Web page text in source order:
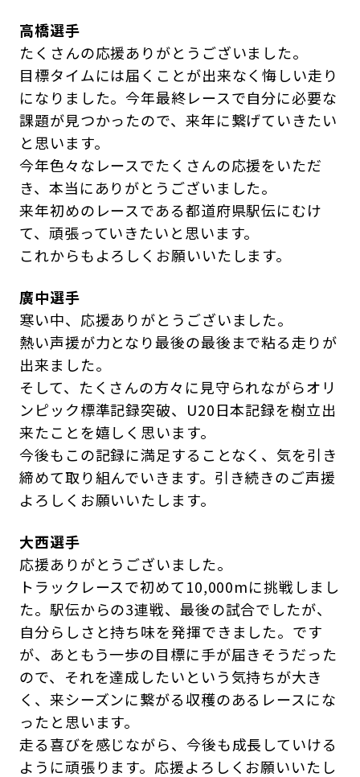
高橋選手
たくさんの応援ありがとうございました。
目標タイムには届くことが出来なく悔しい走り
になりました。今年最終レースで自分に必要な
課題が見つかったので、来年に繋げていきたい
と思います。
今年色々なレースでたくさんの応援をいただ
き、本当にありがとうございました。
来年初めのレースである都道府県駅伝にむけ
て、頑張っていきたいと思います。
これからもよろしくお願いいたします。
廣中選手
寒い中、応援ありがとうございました。
熱い声援が力となり最後の最後まで粘る走りが
出来ました。
そして、たくさんの方々に見守られながらオリ
ンピック標準記録突破、U20日本記録を樹立出
来たことを嬉しく思います。
今後もこの記録に満足することなく、気を引き
締めて取り組んでいきます。引き続きのご声援
よろしくお願いいたします。
大西選手
応援ありがとうございました。
トラックレースで初めて10,000mに挑戦しまし
た。駅伝からの3連戦、最後の試合でしたが、
自分らしさと持ち味を発揮できました。です
が、あともう一歩の目標に手が届きそうだった
ので、それを達成したいという気持ちが大き
く、来シーズンに繋がる収穫のあるレースにな
ったと思います。
走る喜びを感じながら、今後も成長していける
ように頑張ります。応援よろしくお願いいたし